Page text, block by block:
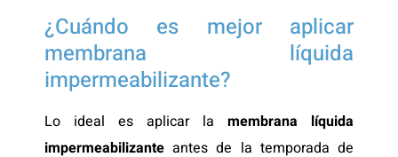
¿Cuándo es mejor aplicar
membrana líquida
impermeabilizante?
Lo ideal es aplicar la membrana líquida
impermeabilizante antes de la temporada de